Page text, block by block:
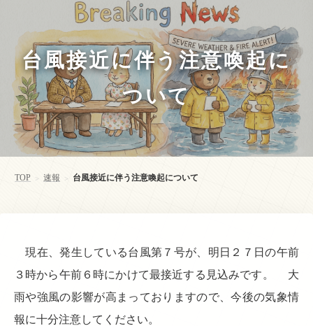
台風接近に伴う注意喚起に
ついて
TOP > 速報 > 台風接近に伴う注意喚起について
現在、発生している台風第７号が、明日２７日の午前
３時から午前６時にかけて最接近する見込みです。 大
雨や強風の影響が高まっておりますので、今後の気象情
報に十分注意してください。